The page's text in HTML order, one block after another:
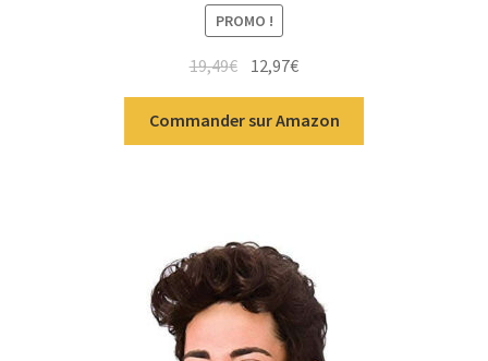
PROMO !
19,49€ 12,97€
Commander sur Amazon